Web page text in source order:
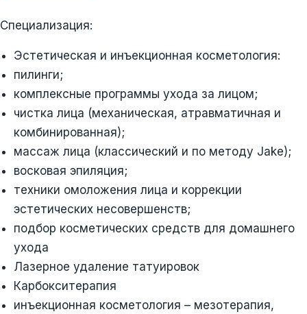
Специализация:
Эстетическая и инъекционная косметология:
пилинги;
комплексные программы ухода за лицом;
чистка лица (механическая, атравматичная и
комбинированная);
массаж лица (классический и по методу Jake);
восковая эпиляция;
техники омоложения лица и коррекции
эстетических несовершенств;
подбор косметических средств для домашнего
ухода
Лазерное удаление татуировок
Карбокситерапия
инъекционная косметология – мезотерапия,